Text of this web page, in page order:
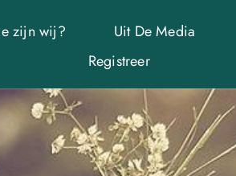
zijn wij? Uit De Media
Registreer